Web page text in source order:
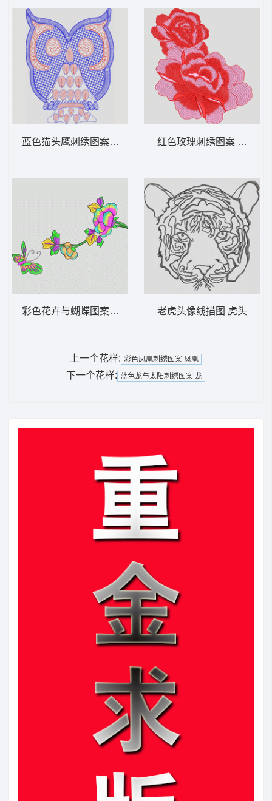
蓝色猫头鹰刺绣图案 猫头鹰
彩色花卉与蝴蝶图案 靓花
红色玫瑰刺绣图案 靓花
老虎头像线描图 虎头
上一个花样: 彩色凤凰刺绣图案 凤凰
下一个花样: 蓝色龙与太阳刺绣图案 龙